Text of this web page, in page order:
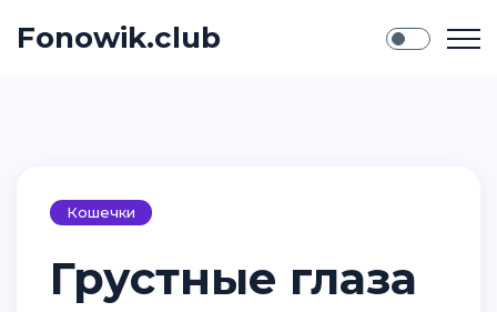
Fonowik.club
Кошечки
Грустные глаза